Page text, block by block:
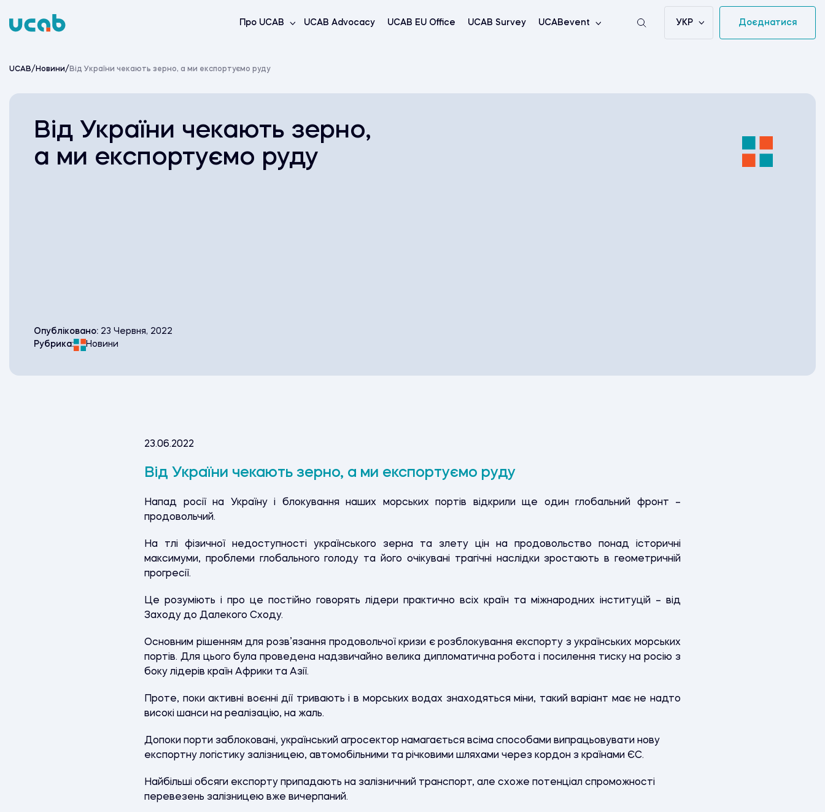
to
Про UCAB UCAB Advocacy UCAB EU Office UCAB Survey UCABevent УКР Доєднатися
UCAB/ Новини/ Від України чекають зерно, а ми експортуємо руду
Від України чекають зерно,
а ми експортуємо руду
Опубліковано: 23 Червня, 2022
Рубрика:
Новини
23.06.2022
Від України чекають зерно, а ми експортуємо руду
Напад росії на Україну і блокування наших морських портів відкрили ще один глобальний фронт –
продовольчий.
На тлі фізичної недоступності українського зерна та злету цін на продовольство понад історичні
максимуми, проблеми глобального голоду та його очікувані трагічні наслідки зростають в геометричній
прогресії.
Це розуміють і про це постійно говорять лідери практично всіх країн та міжнародних інституцій – від
Заходу до Далекого Сходу.
Основним рішенням для розв’язання продовольчої кризи є розблокування експорту з українських морських
портів. Для цього була проведена надзвичайно велика дипломатична робота і посилення тиску на росію з
боку лідерів країн Африки та Азії.
Проте, поки активні воєнні дії тривають і в морських водах знаходяться міни, такий варіант має не надто
високі шанси на реалізацію, на жаль.
Допоки порти заблоковані, український агросектор намагається всіма способами випрацьовувати нову
експортну логістику залізницею, автомобільними та річковими шляхами через кордон з країнами ЄС.
Найбільші обсяги експорту припадають на залізничний транспорт, але схоже потенціал спроможності
перевезень залізницею вже вичерпаний.